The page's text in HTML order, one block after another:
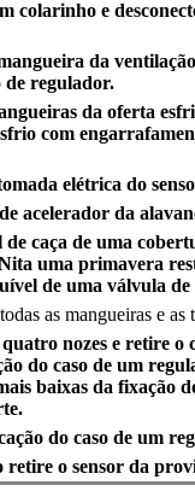
colarinho e
da
de regulador.
da oferta
com
elétrica do
acelerador da
de caça de uma
uma primavera
de uma válvula
as mangueiras e
quatro nozes e retire
do caso de um
baixas da
do caso de um
retire o sensor da